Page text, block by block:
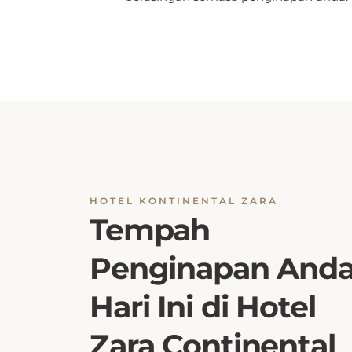
HOTEL KONTINENTAL ZARA
Tempah
Penginapan
Hari Ini di Hotel